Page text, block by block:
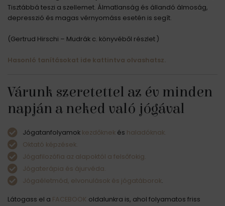
Tisztábbá teszi a szellemet. Álmatlanság és állandó álmoság,
depresszió és magas vérnyomáss esetén is segít.
(Gertrud Hirschi – Mudrák c. könyvéből részlet )
Hasonló tanításokat ide kattintva olvashatsz.
Várunk szeretettel az év minden
napján a neked való jógával
Jógatanfolyamok kezdőknek és haladóknak.
Oktató képzések.
Jógafilozófia az alapoktól a felsőfokig.
Jógaterápia és ájurvéda.
Jógaéletmód, elvonulások és jógatáborok.
Látogass el a FACEBOOK oldalunkra is, ahol folyamatos friss